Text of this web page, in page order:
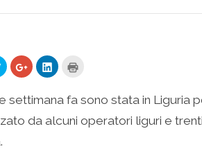
Fai
clic
condividere
su
Twitter
(Si
Fai
clic
condividere
su
Google+
(Si
Fai
clic
condividere
su
LinkedIn
(Si
stampare
(Si
in
una
settimana fa sono stata in Liguria
da alcuni operatori liguri e